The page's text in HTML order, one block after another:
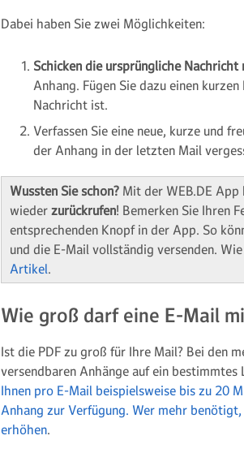
Dabei haben Sie zwei Möglichkeiten:
Schicken die ursprüngliche Nachricht
Anhang. Fügen Sie dazu einen
Nachricht ist.
Verfassen Sie eine neue, kurze und
der Anhang in der letzten Mail
Wussten Sie schon? Mit der WEB.DE App
wieder zurückrufen! Bemerken Sie Ihren
entsprechenden Knopf in der App. So
und die E-Mail vollständig versenden.
Artikel.
Wie groß darf eine E-Mail
Ist die PDF zu groß für Ihre Mail? Bei den
versendbaren Anhänge auf ein
Ihnen pro E-Mail beispielsweise bis zu 20
Anhang zur Verfügung. Wer mehr
erhöhen.